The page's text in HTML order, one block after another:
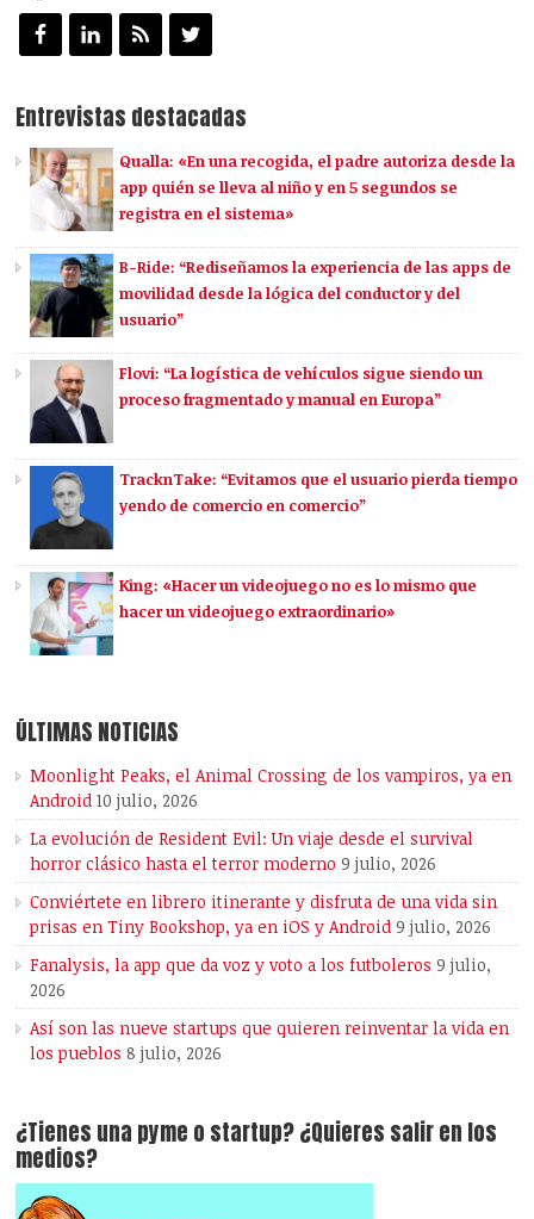
Entrevistas destacadas
Qualla: «En una recogida, el padre autoriza desde la
app quién se lleva al niño y en 5 segundos se
registra en el sistema»
B-Ride: “Rediseñamos la experiencia de las apps de
movilidad desde la lógica del conductor y del
usuario”
Flovi: “La logística de vehículos sigue siendo un
proceso fragmentado y manual en Europa”
TracknTake: “Evitamos que el usuario pierda tiempo
yendo de comercio en comercio”
King: «Hacer un videojuego no es lo mismo que
hacer un videojuego extraordinario»
ÚLTIMAS NOTICIAS
Moonlight Peaks, el Animal Crossing de los vampiros, ya en
Android 10 julio, 2026
La evolución de Resident Evil: Un viaje desde el survival
horror clásico hasta el terror moderno 9 julio, 2026
Conviértete en librero itinerante y disfruta de una vida sin
prisas en Tiny Bookshop, ya en iOS y Android 9 julio, 2026
Fanalysis, la app que da voz y voto a los futboleros 9 julio,
2026
Así son las nueve startups que quieren reinventar la vida en
los pueblos 8 julio, 2026
¿Tienes una pyme o startup? ¿Quieres salir en los
medios?